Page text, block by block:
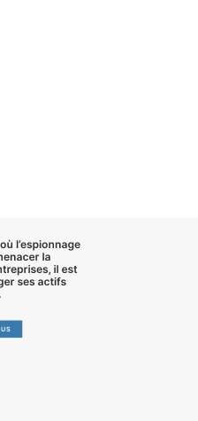
l’espionnage
la
il est
ses actifs
.